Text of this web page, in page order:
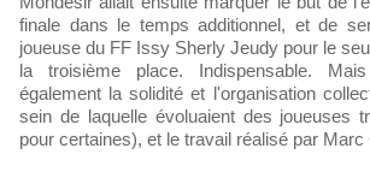
finale dans le temps additionnel, et de
joueuse du FF Issy Sherly Jeudy pour le
la troisième place. Indispensable.
également la solidité et l'organisation
sein de laquelle évoluaient des joueuses
pour certaines), et le travail réalisé par Marc